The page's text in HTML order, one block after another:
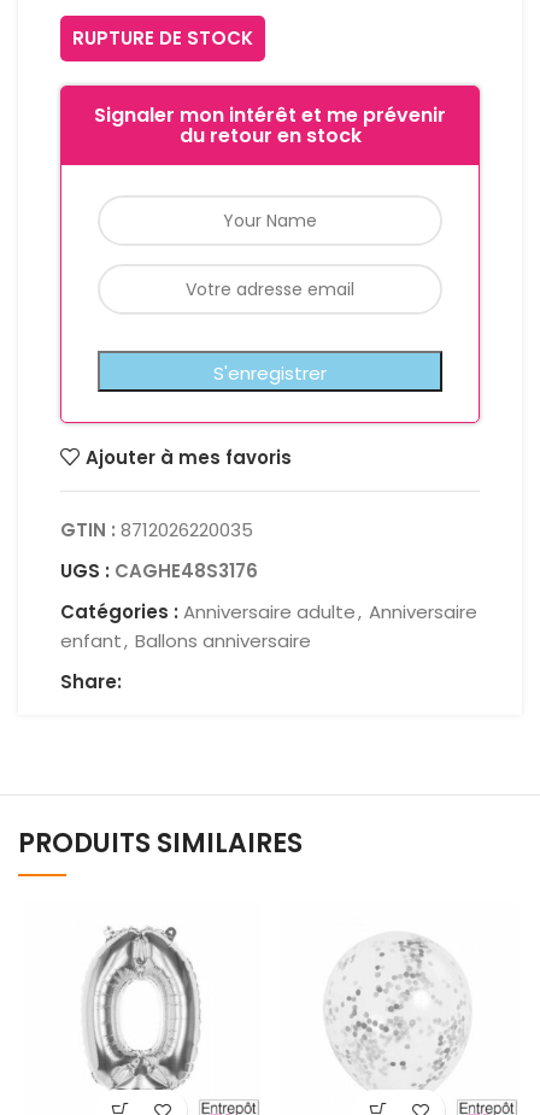
RUPTURE DE STOCK
Signaler mon intérêt et me prévenir
du retour en stock
Ajouter à mes favoris
GTIN : 8712026220035
UGS : CAGHE48S3176
Catégories : Anniversaire adulte, Anniversaire
enfant, Ballons anniversaire
Share:
PRODUITS SIMILAIRES